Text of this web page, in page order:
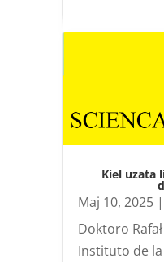
Kiel uzata
Maj 10, 2025|
Doktoro
Instituto de